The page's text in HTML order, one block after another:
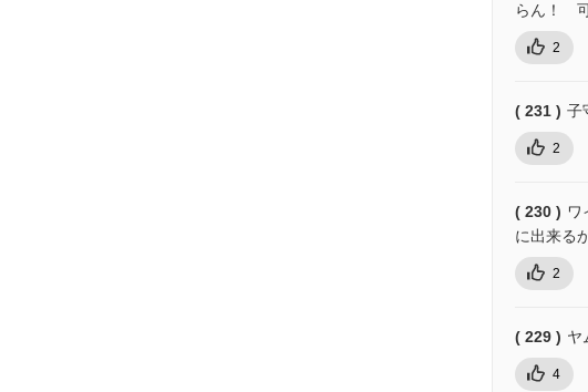
らん！
2
( 231 ) 子
2
( 230 ) ワ
に出来る
2
( 229 ) ヤ
4